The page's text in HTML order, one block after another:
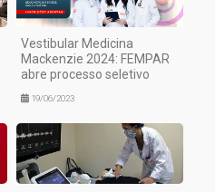
Vestibular Medicina
Mackenzie 2024: FEMPAR
abre processo seletivo
19/06/2023